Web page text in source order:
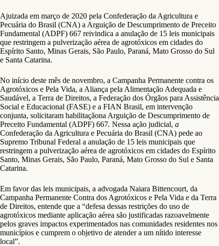
Ajuizada em março de 2020 pela Confederação da Agricultura e
Pecuária do Brasil (CNA) a Arguição de Descumprimento de Preceito
Fundamental (ADPF) 667 reivindica a anulação de 15 leis municipais
que restringem a pulverização aérea de agrotóxicos em cidades do
Espírito Santo, Minas Gerais, São Paulo, Paraná, Mato Grosso do Sul
e Santa Catarina.
No início deste mês de novembro, a Campanha Permanente contra os
Agrotóxicos e Pela Vida, a Aliança pela Alimentação Adequada e
Saudável, a Terra de Direitos, a Federação dos Órgãos para Assistência
Social e Educacional (FASE) e a FIAN Brasil, em intervenção
conjunta, solicitaram habilitaçãona Arguição de Descumprimento de
Preceito Fundamental (ADPF) 667. Nessa ação judicial, a
Confederação da Agricultura e Pecuária do Brasil (CNA) pede ao
Supremo Tribunal Federal a anulação de 15 leis municipais que
restringem a pulverização aérea de agrotóxicos em cidades do Espírito
Santo, Minas Gerais, São Paulo, Paraná, Mato Grosso do Sul e Santa
Catarina.
Em favor das leis municipais, a advogada Naiara Bittencourt, da
Campanha Permanente Contra dos Agrotóxicos e Pela Vida e da Terra
de Direitos, entende que a “defesa dessas restrições do uso de
agrotóxicos mediante aplicação aérea são justificadas razoavelmente
pelos graves impactos experimentados nas comunidades residentes nos
municípios e cumprem o objetivo de atender a um nítido interesse
local”.